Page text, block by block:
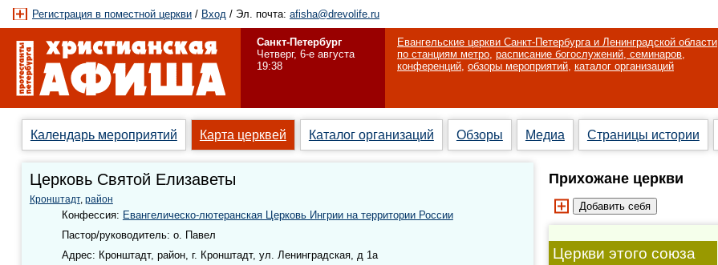
Регистрация в поместной церкви / Вход / Эл. почта: afisha@drevolife.ru
Санкт-Петербург
Четверг, 6-е августа
19:38
Евангельские церкви Санкт-Петербурга и Ленинградской области
по станциям метро, расписание богослужений, семинаров,
конференций, обзоры мероприятий, каталог организаций
Календарь мероприятий Карта церквей Каталог организаций Обзоры Медиа Страницы истории
Церковь Святой Елизаветы
Кронштадт, район
Конфессия: Евангелическо-лютеранская Церковь Ингрии на территории России
Пастор/руководитель: о. Павел
Адрес: Кронштадт, район, г. Кронштадт, ул. Ленинградская, д 1а
Прихожане церкви
Церкви этого союза